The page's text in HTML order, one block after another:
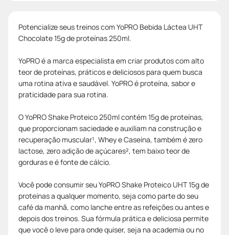
Potencialize seus treinos com YoPRO Bebida Láctea UHT
Chocolate 15g de proteínas 250ml.
YoPRO é a marca especialista em criar produtos com alto
teor de proteínas, práticos e deliciosos para quem busca
uma rotina ativa e saudável. YoPRO é proteína, sabor e
praticidade para sua rotina.
O YoPRO Shake Proteico 250ml contém 15g de proteínas,
que proporcionam saciedade e auxiliam na construção e
recuperação muscular¹, Whey e Caseína, também é zero
lactose, zero adição de açúcares², tem baixo teor de
gorduras e é fonte de cálcio.
Você pode consumir seu YoPRO Shake Proteico UHT 15g de
proteínas a qualquer momento, seja como parte do seu
café da manhã, como lanche entre as refeições ou antes e
depois dos treinos. Sua fórmula prática e deliciosa permite
que você o leve para onde quiser, seja na academia ou no